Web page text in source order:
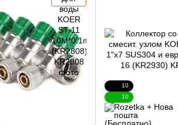
10
10